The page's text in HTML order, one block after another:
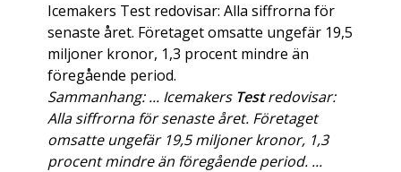
Icemakers Test redovisar: Alla siffrorna för
senaste året. Företaget omsatte ungefär 19,5
miljoner kronor, 1,3 procent mindre än
föregående period.
Sammanhang: ... Icemakers Testredovisar:
Alla siffrorna för senaste året. Företaget
omsatte ungefär 19,5 miljoner kronor, 1,3
procent mindre än föregående period. ...